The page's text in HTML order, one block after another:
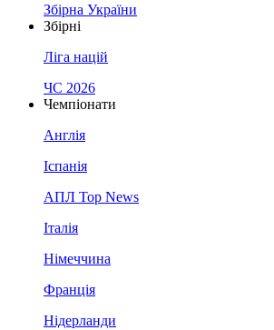
Збірна України
Збірні
Ліга націй
ЧС 2026
Чемпіонати
Англія
Іспанія
АПЛ Top News
Італія
Німеччина
Франція
Нідерланди